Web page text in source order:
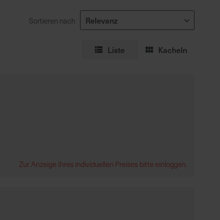
Sortieren nach
Liste Kacheln
Zur Anzeige Ihres individuellen Preises bitte einloggen.